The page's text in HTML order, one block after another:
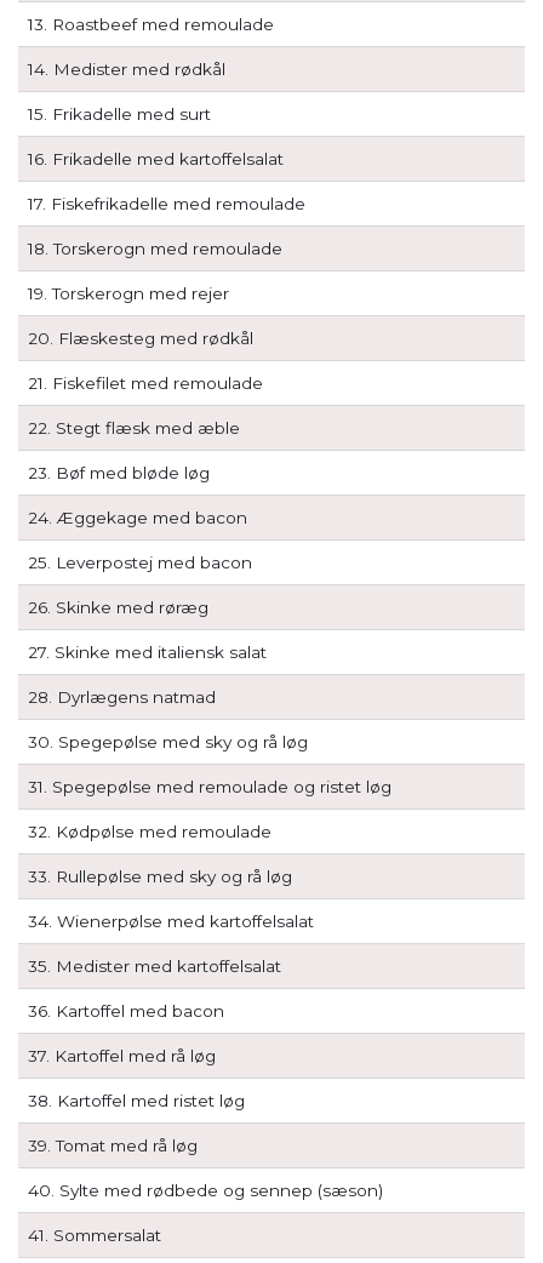
13. Roastbeef med remoulade
14. Medister med rødkål
15. Frikadelle med surt
16. Frikadelle med kartoffelsalat
17. Fiskefrikadelle med remoulade
18. Torskerogn med remoulade
19. Torskerogn med rejer
20. Flæskesteg med rødkål
21. Fiskefilet med remoulade
22. Stegt flæsk med æble
23. Bøf med bløde løg
24. Æggekage med bacon
25. Leverpostej med bacon
26. Skinke med røræg
27. Skinke med italiensk salat
28. Dyrlægens natmad
30. Spegepølse med sky og rå løg
31. Spegepølse med remoulade og ristet løg
32. Kødpølse med remoulade
33. Rullepølse med sky og rå løg
34. Wienerpølse med kartoffelsalat
35. Medister med kartoffelsalat
36. Kartoffel med bacon
37. Kartoffel med rå løg
38. Kartoffel med ristet løg
39. Tomat med rå løg
40. Sylte med rødbede og sennep (sæson)
41. Sommersalat